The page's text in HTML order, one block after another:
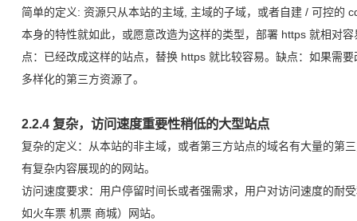
简单的定义: 资源只从本站的主域, 主域的子域，或者自建 / 可控的
本身的特性就如此，或愿意改造为这样的类型，部署 https 就相对
点：已经改成这样的站点，替换 https 就比较容易。缺点：如果需
多样化的第三方资源了。
2.2.4 复杂，访问速度重要性稍低的大型站点
复杂的定义：从本站的非主域，或者第三方站点的域名有大量的第
有复杂内容展现的的网站。
访问速度要求：用户停留时间长或者强需求，用户对访问速度的耐
如火车票 机票 商城）网站。